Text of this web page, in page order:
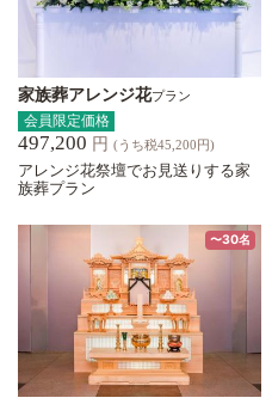
家族葬アレンジ花プラン
会員限定価格
497,200 円 (うち税45,200円)
アレンジ花祭壇でお見送りする家
族葬プラン
〜30名